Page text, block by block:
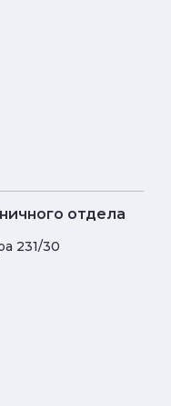
отдела
231/30